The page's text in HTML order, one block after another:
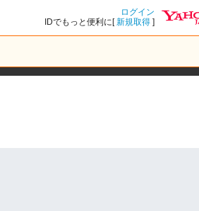
ログイン
IDでもっと便利に[新規取得 ]